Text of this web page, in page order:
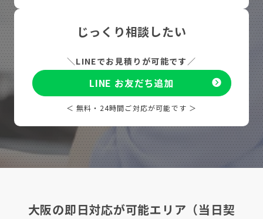
じっくり相談したい
＼ LINEでお見積りが可能です ／
LINE お友だち追加
＜ 無料・24時間ご対応が可能です ＞
大阪の即日対応が可能エリア（当日契